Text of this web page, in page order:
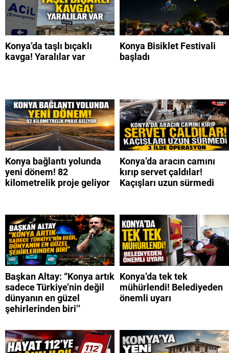
Konya’da taşlı bıçaklı
kavga! Yaralılar var
Konya Bisiklet Festivali
başladı
Konya bağlantı yolunda
yeni dönem! 82
kilometrelik proje geliyor
Konya’da aracın camını
kırıp servet çaldılar!
Kaçışları uzun sürmedi
Başkan Altay: “Konya artık
sadece Türkiye’nin değil
dünyanın en güzel
şehirlerinden biri’’
Konya’da tek tek
mühürlendi! Belediyeden
önemli uyarı